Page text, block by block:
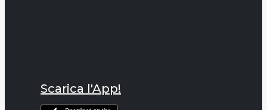
Scarica l'App!